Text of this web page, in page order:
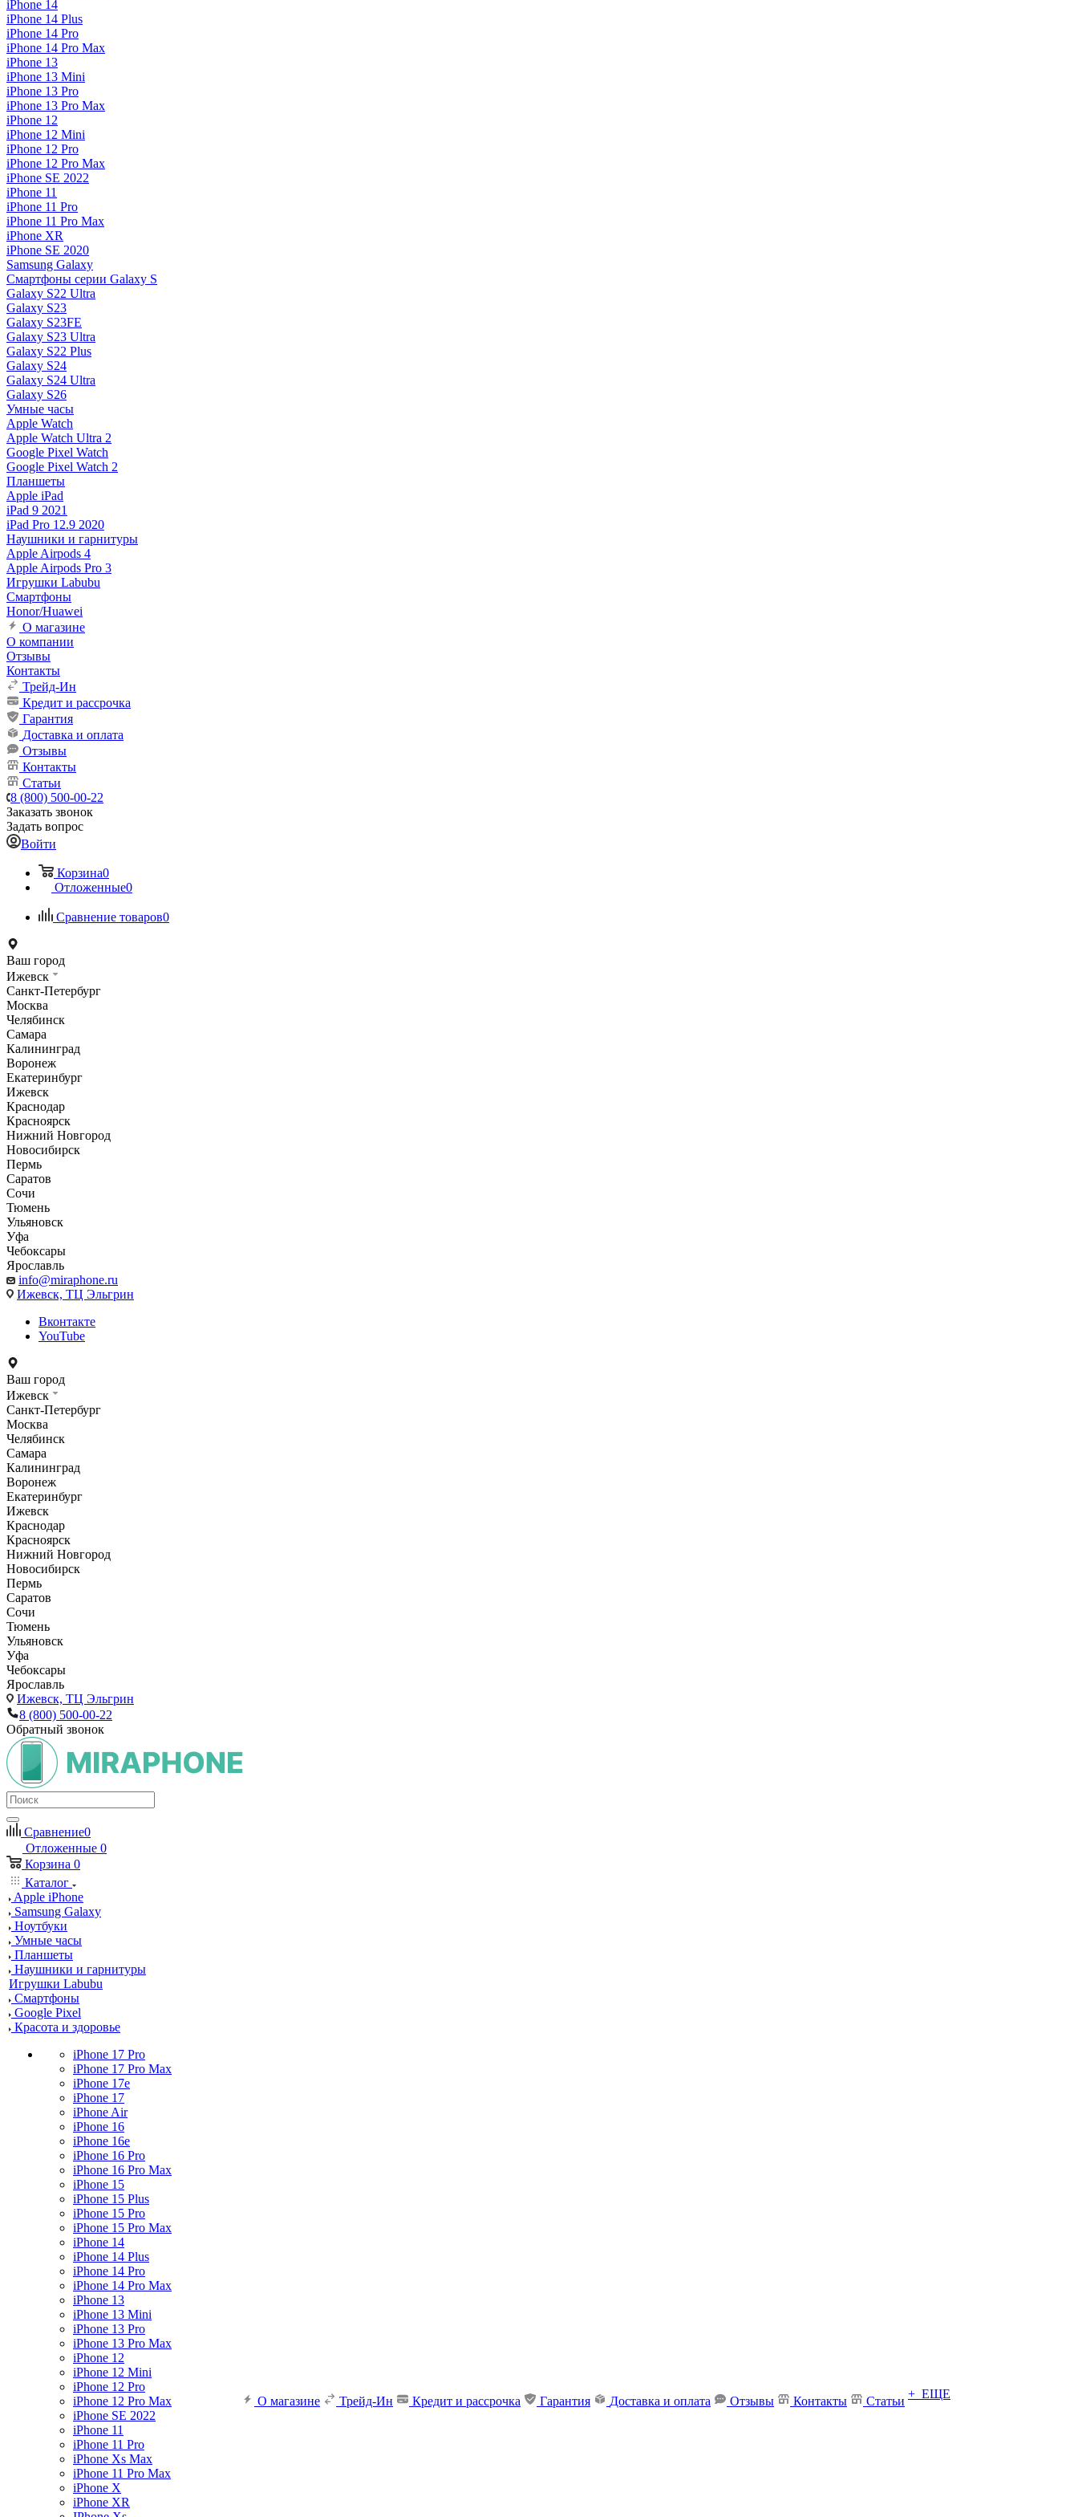
iPhone 14
iPhone 14 Plus
iPhone 14 Pro
iPhone 14 Pro Max
iPhone 13
iPhone 13 Mini
iPhone 13 Pro
iPhone 13 Pro Max
iPhone 12
iPhone 12 Mini
iPhone 12 Pro
iPhone 12 Pro Max
iPhone SE 2022
iPhone 11
iPhone 11 Pro
iPhone 11 Pro Max
iPhone XR
iPhone SE 2020
Samsung Galaxy
Смартфоны серии Galaxy S
Galaxy S22 Ultra
Galaxy S23
Galaxy S23FE
Galaxy S23 Ultra
Galaxy S22 Plus
Galaxy S24
Galaxy S24 Ultra
Galaxy S26
Умные часы
Apple Watch
Apple Watch Ultra 2
Google Pixel Watch
Google Pixel Watch 2
Планшеты
Apple iPad
iPad 9 2021
iPad Pro 12.9 2020
Наушники и гарнитуры
Apple Airpods 4
Apple Airpods Pro 3
Игрушки Labubu
Смартфоны
Honor/Huawei
О магазине
О компании
Отзывы
Контакты
Трейд-Ин
Кредит и рассрочка
Гарантия
Доставка и оплата
Отзывы
Контакты
Статьи
8 (800) 500-00-22
Заказать звонок
Задать вопрос
Войти
Корзина0
Отложенные0
Сравнение товаров0
Ваш город
Ижевск
Санкт-Петербург
Москва
Челябинск
Самара
Калининград
Воронеж
Екатеринбург
Ижевск
Краснодар
Красноярск
Нижний Новгород
Новосибирск
Пермь
Саратов
Сочи
Тюмень
Ульяновск
Уфа
Чебоксары
Ярославль
info@miraphone.ru
Ижевск, ТЦ Эльгрин
Вконтакте
YouTube
Ваш город
Ижевск
Санкт-Петербург
Москва
Челябинск
Самара
Калининград
Воронеж
Екатеринбург
Ижевск
Краснодар
Красноярск
Нижний Новгород
Новосибирск
Пермь
Саратов
Сочи
Тюмень
Ульяновск
Уфа
Чебоксары
Ярославль
Ижевск, ТЦ Эльгрин
8 (800) 500-00-22
Обратный звонок
Сравнение0
Отложенные 0
Корзина 0
Каталог
Apple iPhone
Samsung Galaxy
Ноутбуки
Умные часы
Планшеты
Наушники и гарнитуры
Игрушки Labubu
Смартфоны
Google Pixel
Красота и здоровье
iPhone 17 Pro
iPhone 17 Pro Max
iPhone 17e
iPhone 17
iPhone Air
iPhone 16
iPhone 16e
iPhone 16 Pro
iPhone 16 Pro Max
iPhone 15
iPhone 15 Plus
iPhone 15 Pro
iPhone 15 Pro Max
iPhone 14
iPhone 14 Plus
iPhone 14 Pro
iPhone 14 Pro Max
iPhone 13
iPhone 13 Mini
iPhone 13 Pro
iPhone 13 Pro Max
iPhone 12
iPhone 12 Mini
iPhone 12 Pro
iPhone 12 Pro Max
iPhone SE 2022
iPhone 11
iPhone 11 Pro
iPhone Xs Max
iPhone 11 Pro Max
iPhone X
iPhone XR
О магазине Трейд-Ин Кредит и рассрочка Гарантия Доставка и оплата Отзывы Контакты Статьи
+ ЕЩЕ